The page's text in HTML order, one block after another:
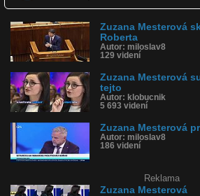
Komentárov: 21
Dľžka: 1:12
Kategória: ľudia
Tagy: kalinak, zuzana, ps, rozvrat, slovensko
História sledovanosti videa:
Zuzana Mesterová
Roberta
Autor: miloslav8
129 videní
Zuzana Mesterová
tejto
Autor: klobucnik
5 693 videní
Zuzana Mesterová
Autor: miloslav8
186 videní
Reklama
Zuzana Mesterová